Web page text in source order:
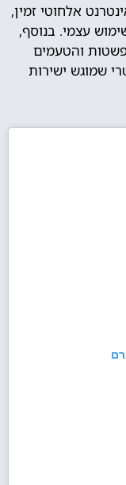
אלחוטי זמין,
עצמי. בנוסף,
והטעמים
שמוגש ישירות